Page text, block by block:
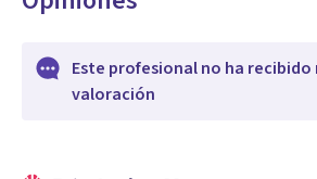
Este profesional no ha recibido
valoración